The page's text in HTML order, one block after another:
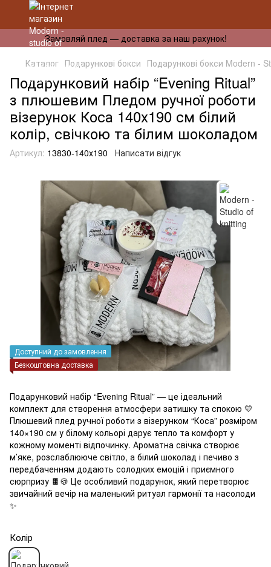
Замовляй плед — доставка за наш рахунок!
Каталог Подарункові бокси Подарункові бокси Modern -
Подарунковий набір “Evening Ritual”
з плюшевим Пледом ручної роботи
візерунок Коса 140х190 см білий
колір, свічкою та білим шоколадом
Артикул: 13830-140х190 Написати відгук
Доступний до замовлення
Безкоштовна доставка
Подарунковий набір “Evening Ritual” — це ідеальний
комплект для створення атмосфери затишку та спокою 💛
Плюшевий плед ручної роботи з візерунком “Коса” розміром
140×190 см у білому кольорі дарує тепло та комфорт у
кожному моменті відпочинку. Ароматна свічка створює
м’яке, розслаблююче світло, а білий шоколад і печиво з
передбаченням додають солодких емоцій і приємного
сюрпризу 🍫🍪 Це особливий подарунок, який перетворює
звичайний вечір на маленький ритуал гармонії та насолоди
✨
Колір